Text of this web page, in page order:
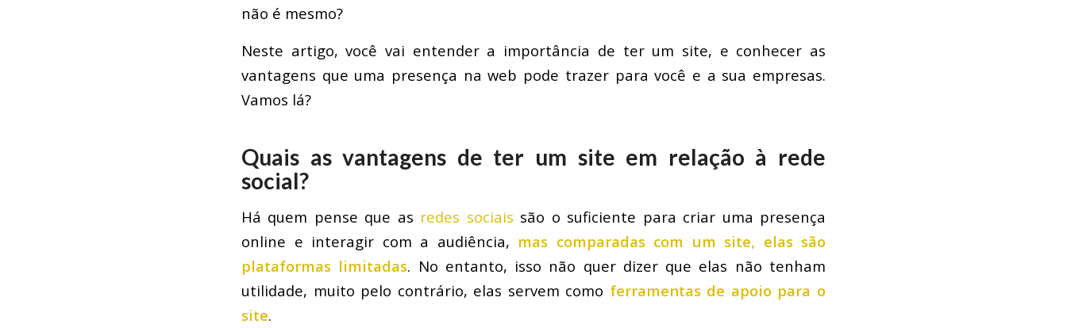
não é mesmo?
Neste artigo, você vai entender a importância de ter um site, e conhecer as
vantagens que uma presença na web pode trazer para você e a sua empresas.
Vamos lá?
Quais as vantagens de ter um site em relação à rede
social?
Há quem pense que as redes sociais são o suficiente para criar uma presença
online e interagir com a audiência, mas comparadas com um site, elas são
plataformas limitadas. No entanto, isso não quer dizer que elas não tenham
utilidade, muito pelo contrário, elas servem como ferramentas de apoio para o
site.